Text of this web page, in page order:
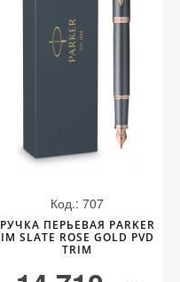
Код.: 707
РУЧКА ПЕРЬЕВАЯ PARKER
IM SLATE ROSE GOLD PVD
TRIM